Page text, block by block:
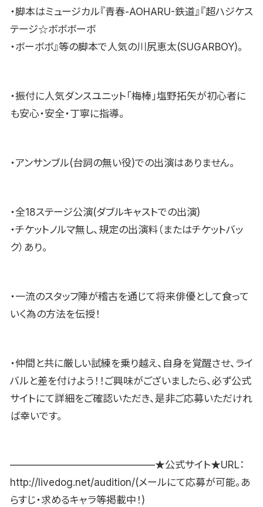
・脚本はミュージカル『青春-AOHARU-鉄道』『超ハジケス
テージ☆ボボボーボ
・ボーボボ』等の脚本で人気の川尻恵太(SUGARBOY)。
・振付に人気ダンスユニット「梅棒」塩野拓矢が初心者に
も安心・安全・丁寧に指導。
・アンサンブル(台詞の無い役)での出演はありません。
・全18ステージ公演(ダブルキャストでの出演)
・チケットノルマ無し、規定の出演料（またはチケットバッ
ク）あり。
・一流のスタッフ陣が稽古を通じて将来俳優として食って
いく為の方法を伝授！
・仲間と共に厳しい試練を乗り越え、自身を覚醒させ、ライ
バルと差を付けよう！！ご興味がございましたら、必ず公式
サイトにて詳細をご確認いただき、是非ご応募いただけれ
ば幸いです。
——————————————–★公式サイト★URL：
http://livedog.net/audition/(メールにて応募が可能。あ
らすじ・求めるキャラ等掲載中！)